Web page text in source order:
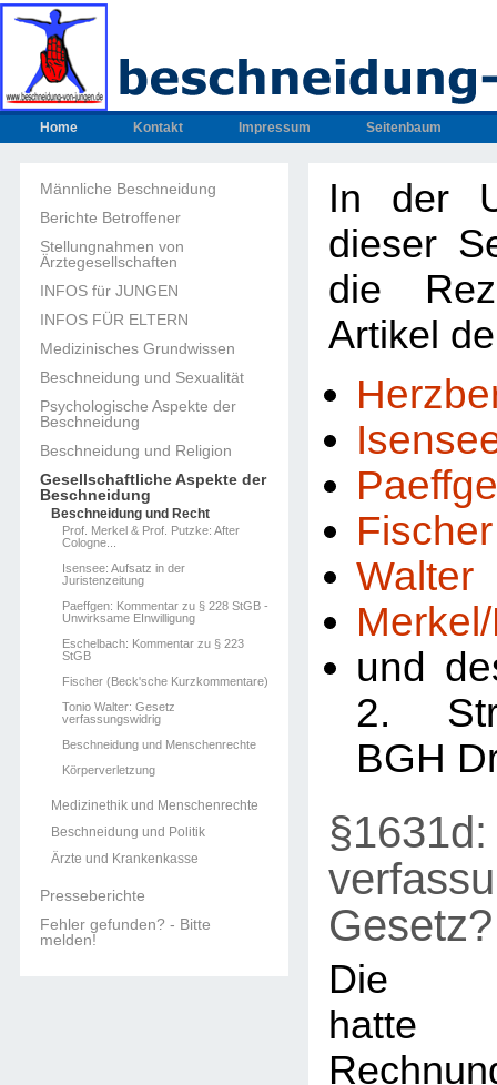
Home Kontakt Impressum Seitenbaum
Männliche Beschneidung
Berichte Betroffener
Stellungnahmen von
Ärztegesellschaften
INFOS für JUNGEN
INFOS FÜR ELTERN
Medizinisches Grundwissen
Beschneidung und Sexualität
Psychologische Aspekte der
Beschneidung
Beschneidung und Religion
Gesellschaftliche Aspekte der
Beschneidung
Beschneidung und Recht
Prof. Merkel & Prof. Putzke: After
Cologne...
Isensee: Aufsatz in der
Juristenzeitung
Paeffgen: Kommentar zu § 228 StGB -
Unwirksame EInwilligung
Eschelbach: Kommentar zu § 223
StGB
Fischer (Beck'sche Kurzkommentare)
Tonio Walter: Gesetz
verfassungswidrig
Beschneidung und Menschenrechte
Körperverletzung
Medizinethik und Menschenrechte
Beschneidung und Politik
Ärzte und Krankenkasse
Presseberichte
Fehler gefunden? - Bitte
melden!
In der
dieser
die
Artikel
Fischer
Walter
und
2.
BGH
Gesetz?
Die